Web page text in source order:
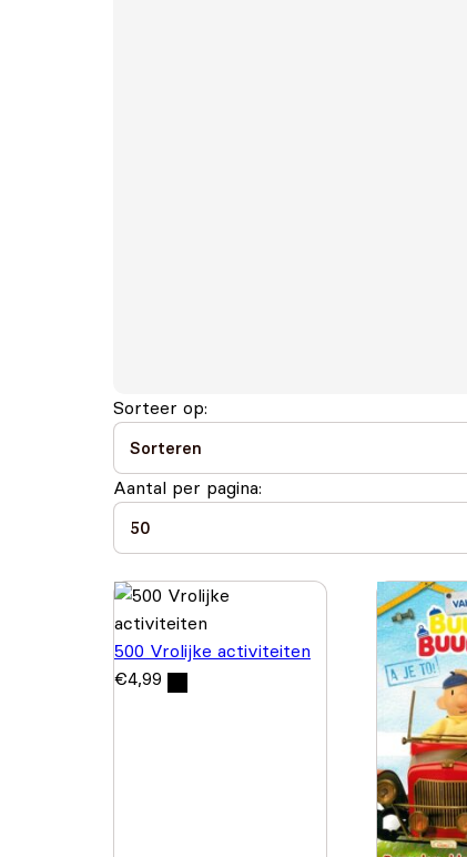
Sorteer op:
Aantal per pagina:
500 Vrolijke activiteiten
€4,99